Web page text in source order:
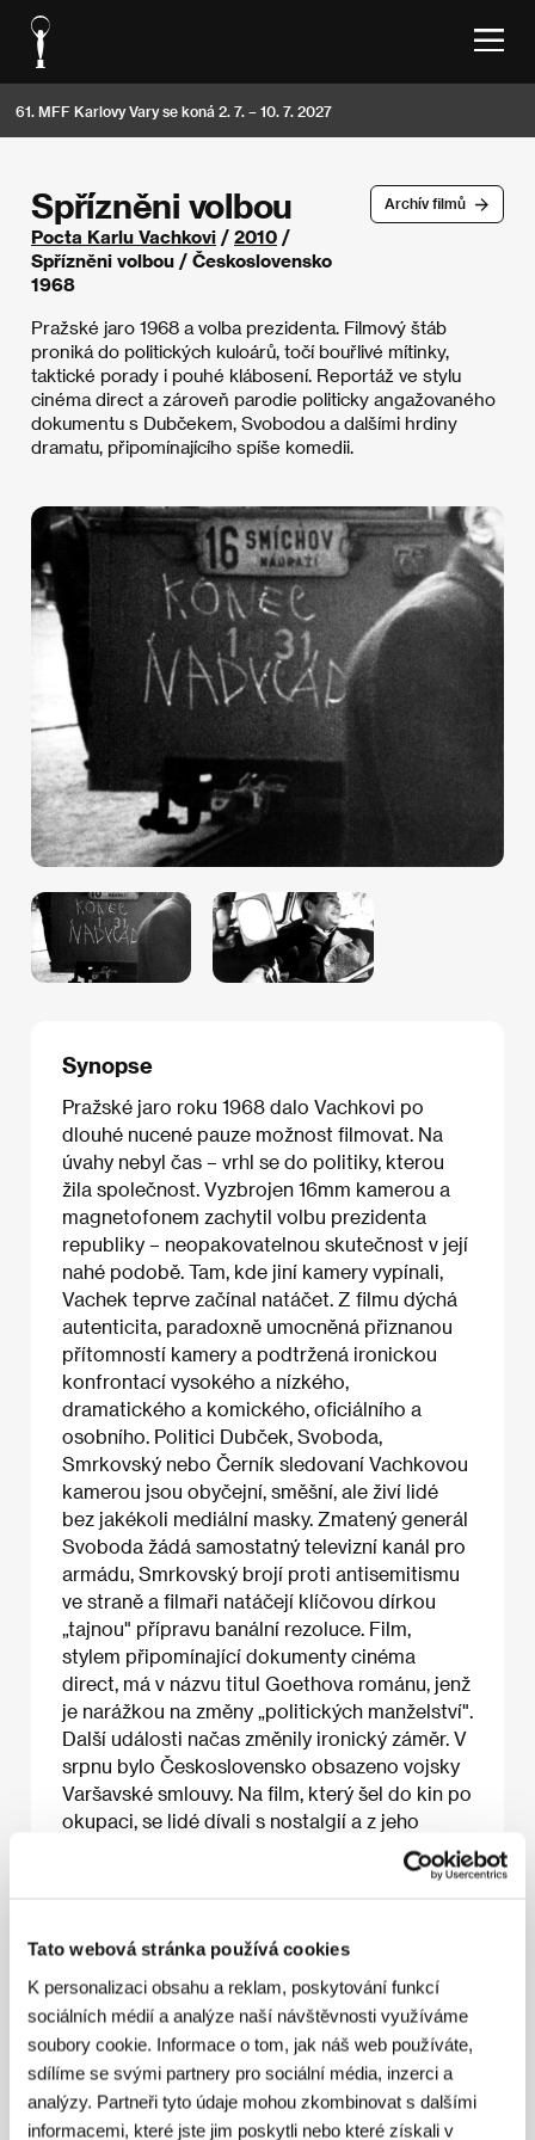
Tato webová stránka používá cookies
K personalizaci obsahu a reklam, poskytování funkcí
sociálních médií a analýze naší návštěvnosti využíváme
soubory cookie. Informace o tom, jak náš web používáte,
sdílíme se svými partnery pro sociální média, inzerci a
analýzy. Partneři tyto údaje mohou zkombinovat s dalšími
informacemi, které jste jim poskytli nebo které získali v
61. MFF Karlovy Vary se koná 2. 7. – 10. 7. 2027
Archív filmů
Spřízněni volbou
Pocta Karlu Vachkovi / 2010 /
Spřízněni volbou / Československo
1968
Pražské jaro 1968 a volba prezidenta. Filmový štáb
proniká do politických kuloárů, točí bouřlivé mítinky,
taktické porady i pouhé klábosení. Reportáž ve stylu
cinéma direct a zároveň parodie politicky angažovaného
dokumentu s Dubčekem, Svobodou a dalšími hrdiny
dramatu, připomínajícího spíše komedii.
Synopse
Pražské jaro roku 1968 dalo Vachkovi po
dlouhé nucené pauze možnost filmovat. Na
úvahy nebyl čas – vrhl se do politiky, kterou
žila společnost. Vyzbrojen 16mm kamerou a
magnetofonem zachytil volbu prezidenta
republiky – neopakovatelnou skutečnost v její
nahé podobě. Tam, kde jiní kamery vypínali,
Vachek teprve začínal natáčet. Z filmu dýchá
autenticita, paradoxně umocněná přiznanou
přítomností kamery a podtržená ironickou
konfrontací vysokého a nízkého,
dramatického a komického, oficiálního a
osobního. Politici Dubček, Svoboda,
Smrkovský nebo Černík sledovaní Vachkovou
kamerou jsou obyčejní, směšní, ale živí lidé
bez jakékoli mediální masky. Zmatený generál
Svoboda žádá samostatný televizní kanál pro
armádu, Smrkovský brojí proti antisemitismu
ve straně a filmaři natáčejí klíčovou dírkou
„tajnou" přípravu banální rezoluce. Film,
stylem připomínající dokumenty cinéma
direct, má v názvu titul Goethova románu, jenž
je narážkou na změny „politických manželství".
Další události načas změnily ironický záměr. V
srpnu bylo Československo obsazeno vojsky
Varšavské smlouvy. Na film, který šel do kin po
okupaci, se lidé dívali s nostalgií a z jeho
O filmu
85 min / Černobílý, 35 mm
RežieKarel Vachek/ Scénář Karel Vachek/
KameraJozef Ort-Šnep/ StřihJiřina Skalská/
Krátký film – Studio populárně vědeckých
naučných filmů/ Hrají Ludvík Svoboda, Alexander
Dubček, Josef Smrkovský, Oldřich Černík, Čestmír